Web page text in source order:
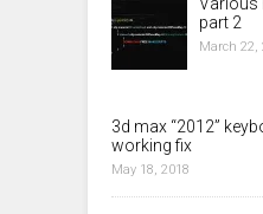
part 2
March 22,
3d max “2012”
working fix
May 18, 2018